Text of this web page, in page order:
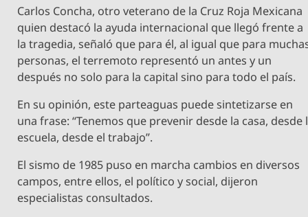
Carlos Concha, otro veterano de la Cruz Roja Mexicana
quien destacó la ayuda internacional que llegó frente a
la tragedia, señaló que para él, al igual que para
personas, el terremoto representó un antes y un
después no solo para la capital sino para todo el país.
En su opinión, este parteaguas puede sintetizarse en
una frase: “Tenemos que prevenir desde la casa, desde
escuela, desde el trabajo”.
El sismo de 1985 puso en marcha cambios en diversos
campos, entre ellos, el político y social, dijeron
especialistas consultados.